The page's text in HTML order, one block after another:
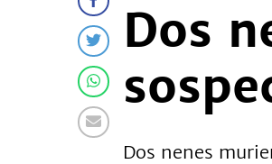
Dos
Dos nenes